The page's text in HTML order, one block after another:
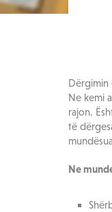
Dërgimin
Ne kemi
rajon.
të
Ne